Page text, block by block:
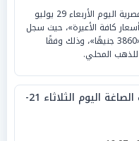
شهدت أسواق الصاغة المصرية اليوم الأربعاء 29 يوليو
أسعار كافة الأعيرة»، حيث سجل
جرام الذهب عيار 14 نحو «3860 جنيهًا»، وذلك وفقًا
للذهب المحلي.
أسعار الذهب بمحلات الصاغة اليوم الثلاثاء 21-